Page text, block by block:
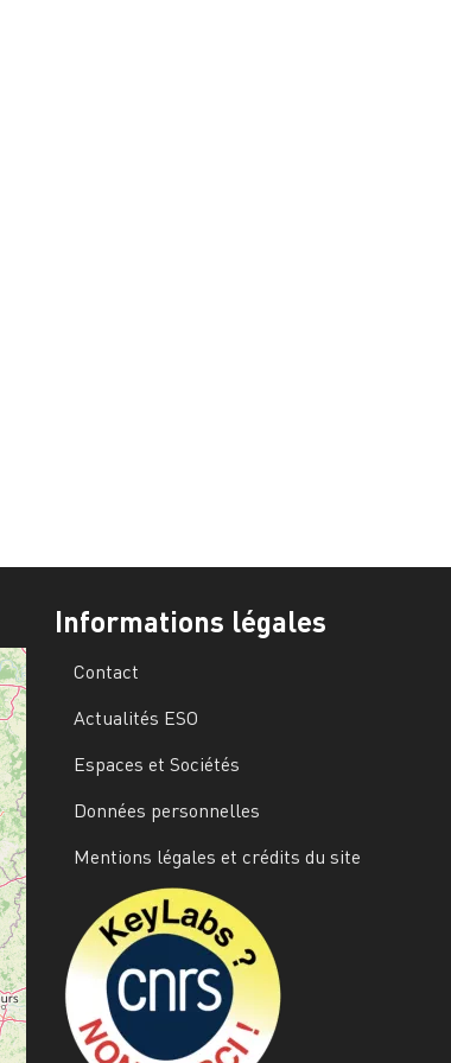
Informations légales
Contact
Actualités ESO
Espaces et Sociétés
Données personnelles
Mentions légales et crédits du site